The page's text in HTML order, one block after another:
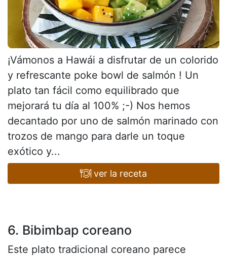
¡Vámonos a Hawái a disfrutar de un colorido
y refrescante poke bowl de salmón ! Un
plato tan fácil como equilibrado que
mejorará tu día al 100% ;-) Nos hemos
decantado por uno de salmón marinado con
trozos de mango para darle un toque
exótico y...
ver la receta
6. Bibimbap coreano
Este plato tradicional coreano parece